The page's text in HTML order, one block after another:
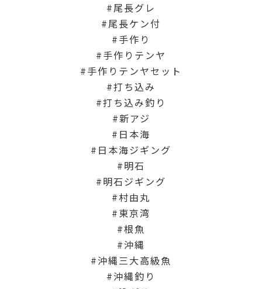
尾長グレ
尾長ケン付
手作り
手作りテンヤ
手作りテンヤセット
打ち込み
打ち込み釣り
新アジ
日本海
日本海ジギング
明石
明石ジギング
村由丸
東京湾
根魚
沖縄
沖縄三大高級魚
沖縄釣り